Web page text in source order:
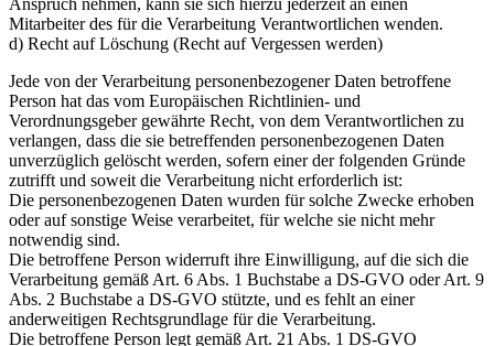
Mitarbeiter des für die Verarbeitung Verantwortlichen wenden.
d) Recht auf Löschung (Recht auf Vergessen werden)
Jede von der Verarbeitung personenbezogener Daten betroffene
Person hat das vom Europäischen Richtlinien- und
Verordnungsgeber gewährte Recht, von dem Verantwortlichen zu
verlangen, dass die sie betreffenden personenbezogenen Daten
unverzüglich gelöscht werden, sofern einer der folgenden Gründe
zutrifft und soweit die Verarbeitung nicht erforderlich ist:
Die personenbezogenen Daten wurden für solche Zwecke erhoben
oder auf sonstige Weise verarbeitet, für welche sie nicht mehr
notwendig sind.
Die betroffene Person widerruft ihre Einwilligung, auf die sich die
Verarbeitung gemäß Art. 6 Abs. 1 Buchstabe a DS-GVO oder Art. 9
Abs. 2 Buchstabe a DS-GVO stützte, und es fehlt an einer
anderweitigen Rechtsgrundlage für die Verarbeitung.
Die betroffene Person legt gemäß Art. 21 Abs. 1 DS-GVO